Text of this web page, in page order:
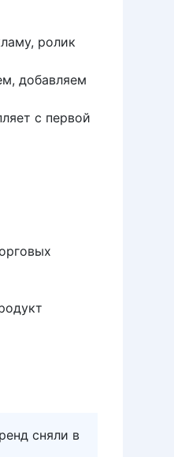
ролик
добавляем
с первой
сняли в